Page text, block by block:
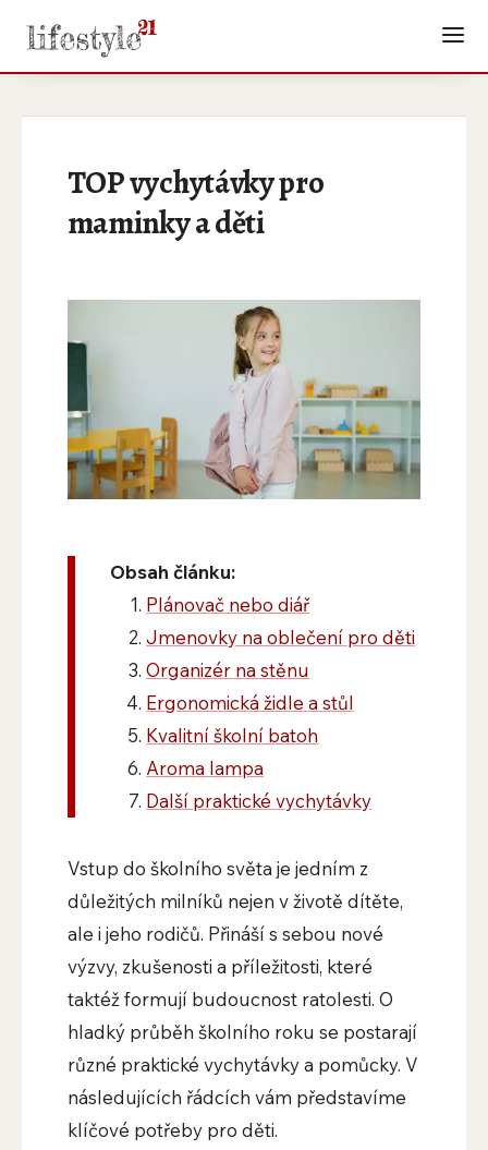
TOP vychytávky pro
maminky a děti
Obsah článku:
Plánovač nebo diář
Jmenovky na oblečení pro děti
Organizér na stěnu
Ergonomická židle a stůl
Kvalitní školní batoh
Aroma lampa
Další praktické vychytávky
Vstup do školního světa je jedním z
důležitých milníků nejen v životě dítěte,
ale i jeho rodičů. Přináší s sebou nové
výzvy, zkušenosti a příležitosti, které
taktéž formují budoucnost ratolesti. O
hladký průběh školního roku se postarají
různé praktické vychytávky a pomůcky. V
následujících řádcích vám představíme
klíčové potřeby pro děti.